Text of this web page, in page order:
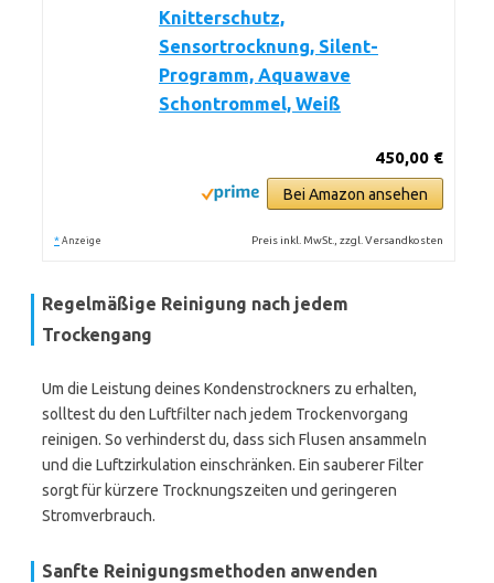
Knitterschutz,
Sensortrocknung, Silent-
Programm, Aquawave
Schontrommel, Weiß
450,00 €
Bei Amazon ansehen
* Anzeige Preis inkl. MwSt., zzgl. Versandkosten
Regelmäßige Reinigung nach jedem
Trockengang
Um die Leistung deines Kondenstrockners zu erhalten,
solltest du den Luftfilter nach jedem Trockenvorgang
reinigen. So verhinderst du, dass sich Flusen ansammeln
und die Luftzirkulation einschränken. Ein sauberer Filter
sorgt für kürzere Trocknungszeiten und geringeren
Stromverbrauch.
Sanfte Reinigungsmethoden anwenden